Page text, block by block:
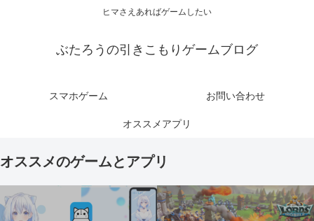
ヒマさえあればゲームしたい
ぶたろうの引きこもりゲームブログ
スマホゲーム お問い合わせ
オススメアプリ
オススメのゲームとアプリ